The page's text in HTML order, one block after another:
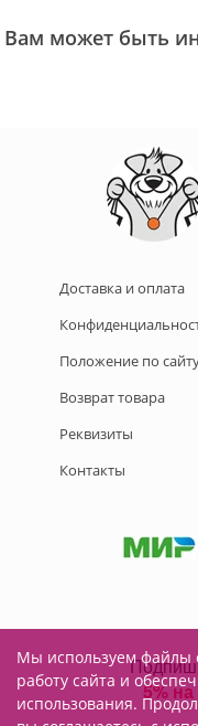
Вам может быть
Доставка и оплата
Положение по
Возврат товара
Реквизиты
Контакты
Мы используем файлы
работу сайта и
использования.